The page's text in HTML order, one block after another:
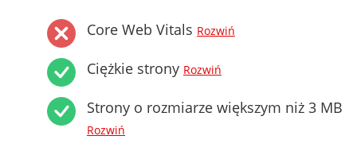
Core Web Vitals Rozwiń
Ciężkie strony Rozwiń
Strony o rozmiarze większym niż 3 MB
Rozwiń